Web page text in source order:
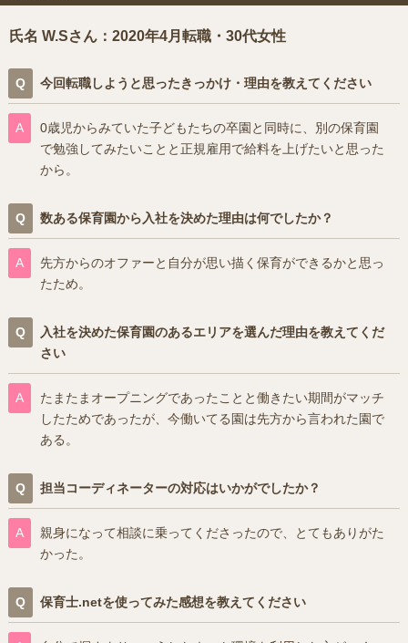
氏名 W.Sさん：2020年4月転職・30代女性
今回転職しようと思ったきっかけ・理由を教えてください
0歳児からみていた子どもたちの卒園と同時に、別の保育園
で勉強してみたいことと正規雇用で給料を上げたいと思った
から。
数ある保育園から入社を決めた理由は何でしたか？
先方からのオファーと自分が思い描く保育ができるかと思っ
たため。
入社を決めた保育園のあるエリアを選んだ理由を教えてくだ
さい
たまたまオープニングであったことと働きたい期間がマッチ
したためであったが、今働いてる園は先方から言われた園で
ある。
担当コーディネーターの対応はいかがでしたか？
親身になって相談に乗ってくださったので、とてもありがた
かった。
保育士.netを使ってみた感想を教えてください